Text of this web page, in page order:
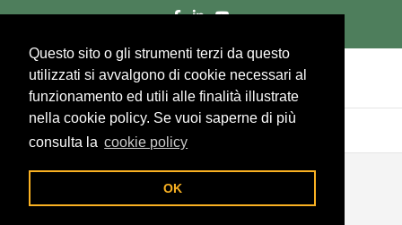
Questo sito o gli strumenti terzi da questo
utilizzati si avvalgono di cookie necessari al
funzionamento ed utili alle finalità illustrate
nella cookie policy. Se vuoi saperne di più
consulta la cookie policy
OK
Notizie recenti